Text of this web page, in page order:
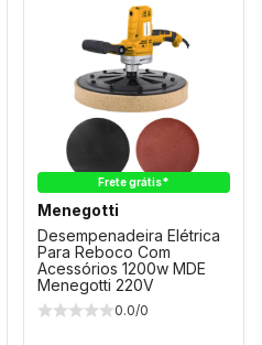
Frete grátis*
Menegotti
Desempenadeira Elétrica
Para Reboco Com
Acessórios 1200w MDE
Menegotti 220V
0.0/0